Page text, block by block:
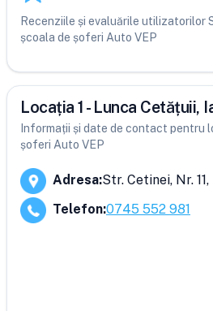
Recenziile și evaluările utilizatorilor
școala de șoferi Auto VEP
Locația 1 - Lunca Cetățuii,
Informații și date de contact pentru
șoferi Auto VEP
Adresa:Str. Cetinei, Nr. 11,
Telefon:0745 552 981